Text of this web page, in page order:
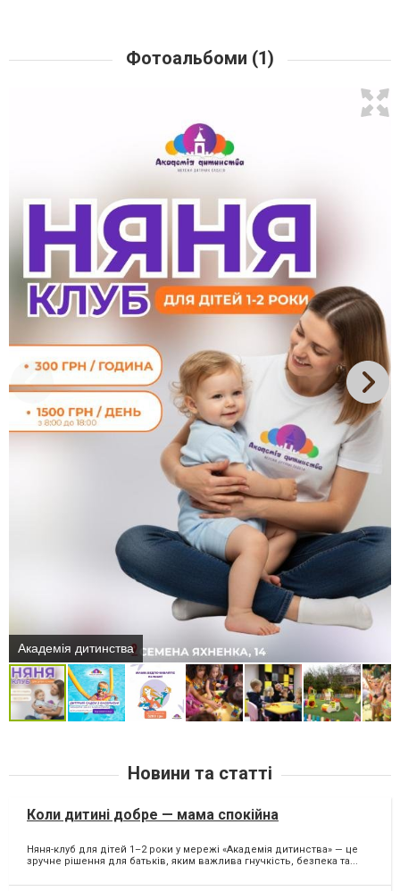
Фотоальбоми (1)
Академія дитинства
Новини та статті
Коли дитині добре — мама спокійна
Няня-клуб для дітей 1–2 роки у мережі «Академія дитинства» — це
зручне рішення для батьків, яким важлива гнучкість, безпека та...